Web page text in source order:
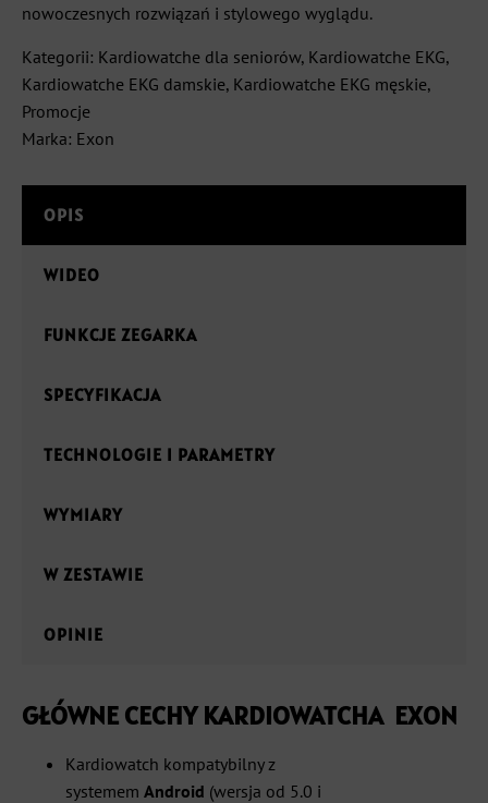
nowoczesnych rozwiązań i stylowego wyglądu.
Kategorii: Kardiowatche dla seniorów, Kardiowatche EKG,
Kardiowatche EKG damskie, Kardiowatche EKG męskie,
Promocje
Marka: Exon
OPIS
WIDEO
FUNKCJE ZEGARKA
SPECYFIKACJA
TECHNOLOGIE I PARAMETRY
WYMIARY
W ZESTAWIE
OPINIE
GŁÓWNE CECHY KARDIOWATCHA EXON
Kardiowatch kompatybilny z
systemem Android (wersja od 5.0 i